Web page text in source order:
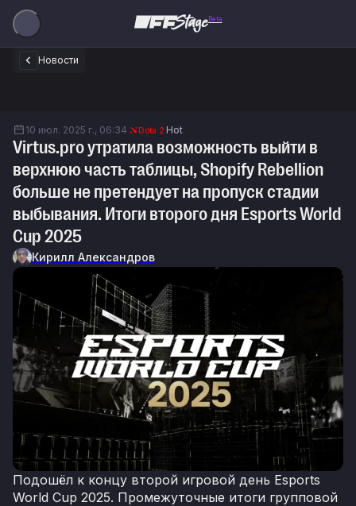
Beta
Новости
10 июл. 2025 г., 06:34 Dota 2 Hot
Virtus.pro утратила возможность выйти в
верхнюю часть таблицы, Shopify Rebellion
больше не претендует на пропуск стадии
выбывания. Итоги второго дня Esports World
Cup 2025
Кирилл Александров
Подошёл к концу второй игровой день Esports
World Cup 2025. Промежуточные итоги групповой